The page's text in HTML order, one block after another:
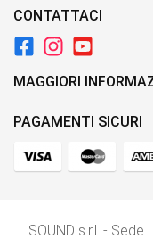
CONTATTACI
MAGGIORI
PAGAMENTI SICURI
SOUND s.r.l. -